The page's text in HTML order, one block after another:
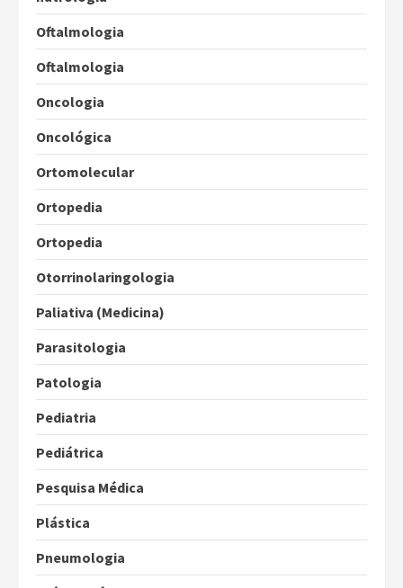
Oftalmologia
Oftalmologia
Oncologia
Oncológica
Ortomolecular
Ortopedia
Ortopedia
Otorrinolaringologia
Paliativa (Medicina)
Parasitologia
Patologia
Pediatria
Pediátrica
Pesquisa Médica
Plástica
Pneumologia